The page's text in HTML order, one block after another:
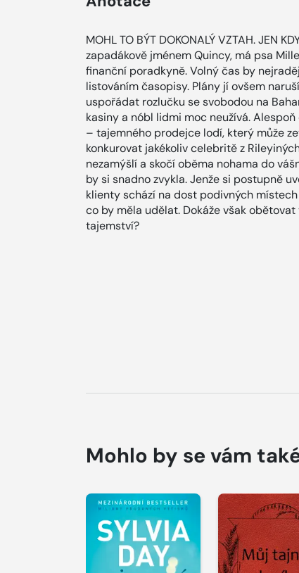
MOHL TO BÝT DOKONALÝ VZTAH. JEN
zapadákově jménem Quincy, má psa
finanční poradkyně. Volný čas by
listováním časopisy. Plány jí ovšem
uspořádat rozlučku se svobodou na
kasiny a nóbl lidmi moc neužívá.
– tajemného prodejce lodí, který může
konkurovat jakékoliv celebritě z
nezamýšlí a skočí oběma nohama do
by si snadno zvykla. Jenže si postupně
klienty schází na dost podivných
co by měla udělat. Dokáže však
tajemství?
Mohlo by se vám